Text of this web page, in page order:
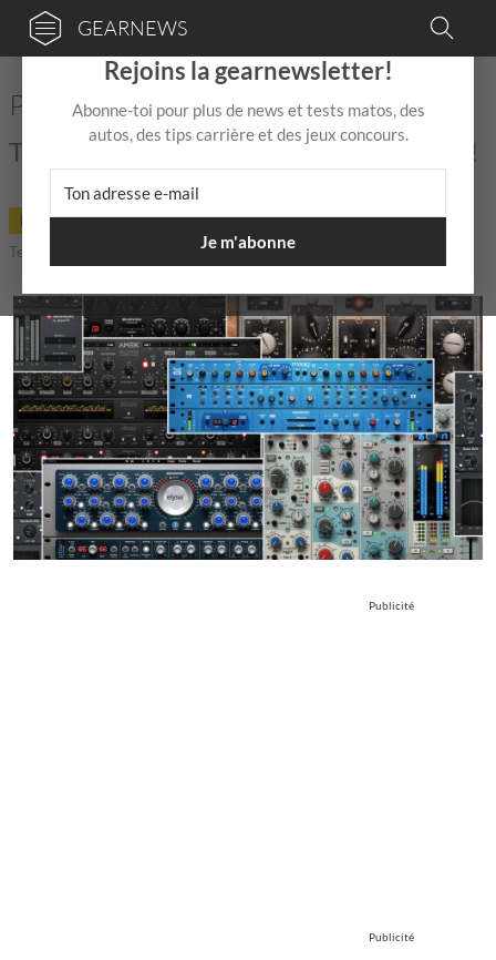
GEARNEWS
Plugin Alliance Summer Sale
Tous les bons plans sont sur gearnews.fr !
DEAL 01 JuindeMix Jagger| |
5,0 / 5,0 |
Temps de lecture: 1 min
Publicité
Publicité
×
Rejoins la gearnewsletter!
Abonne-toi pour plus de news et tests matos, des
autos, des tips carrière et des jeux concours.
Je m'abonne